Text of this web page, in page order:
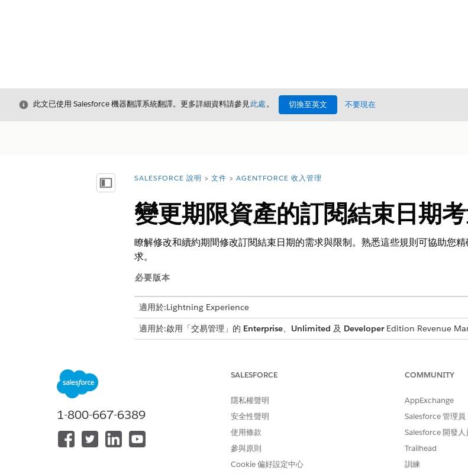
結束
此文已使用 Salesforce 機器翻譯系統翻譯。更多詳細資料請參見此處。 切換至英文 不要現在
顯示目錄 您位於此處：
SALESFORCE 說明 文件 AGENTFORCE 收入管理
變更期限資產的訂閱結束日期
瞭解修改和續約期間修改訂閱結束日期的需求與限制。熟悉這些規則可協助您
求。
必要版本
適用於:Lightning Experience
適用於:啟用「交易管理」的 Enterprise、 Unlimited 及 DeveloperEdition Revenue
產品限制:您無法變更包含延展交易或以用量為基礎產品之訂閱的結束日期。
交易順序:條款變更修訂會作為資產到期前鏈結中的最後交易。
隔離需求:您無法在其他修訂、續約或取消中執行修訂。
日期限制:系統禁止設定在目前修正、續約或取消報價或訂單開始日期之前發生的結束日
資產影響:如果報價條列項目 (QLI) 或訂單條列項目 (OLI) 有正數量,則變更期限會套用至
動作種類:增加訂閱條款會視為追加銷售,減少期限則視為資產動作種類的縮減。
1-800-667-6389
SALESFORCE
隱私權聲明
安全性聲明
使用條款
參與原則
Cookie 偏好設定中心
COMMUNITY
AppExchange
Salesforce 管理員
Salesforce 開發人
Trailhead
訓練